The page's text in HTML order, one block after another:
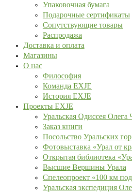
Упаковочная бумага
Подарочные сертификаты
Сопутствующие товары
Распродажа
Доставка и оплата
Магазины
О нас
Философия
Команда EXJE
История EXJE
Проекты EXJE
Уральская Одиссея Олега
Заказ книги
Посольство Уральских гор
Фотовыставка «Урал от
Открытая библиотека
Высшие Вершины Урала
Спелеопроект «100 км
Уральская экспедиция